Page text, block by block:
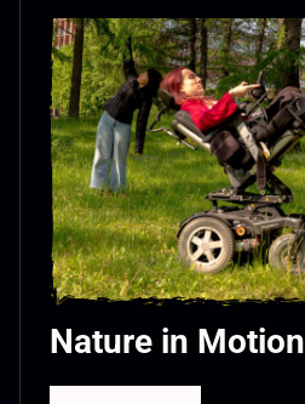
Nature in Motion